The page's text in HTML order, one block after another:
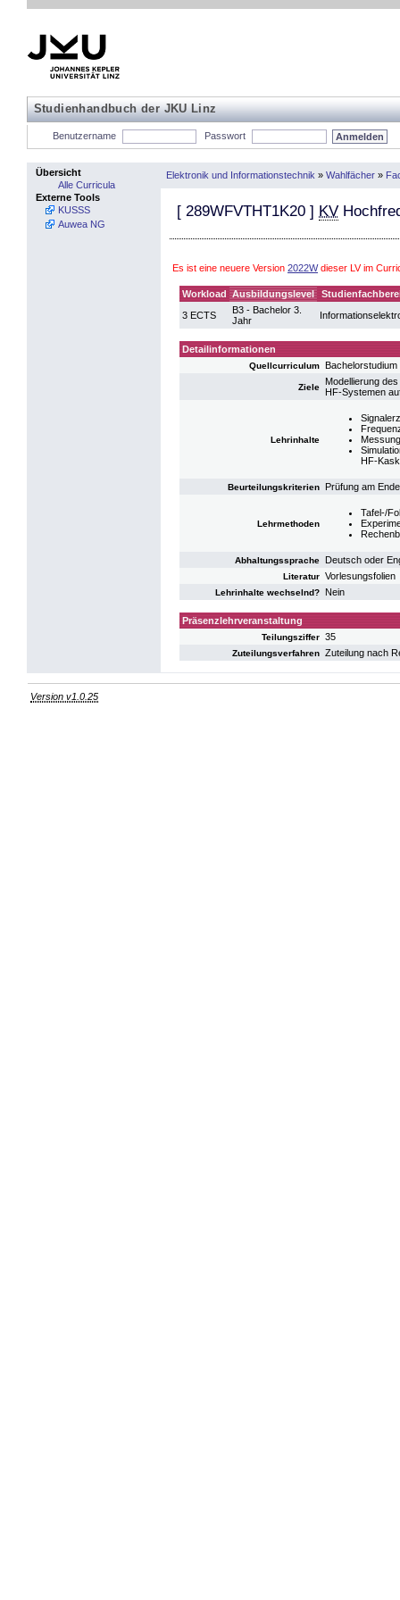
Studienhandbuch der JKU Linz
Benutzername Passwort
Übersicht
Alle Curricula
Externe Tools
KUSSS
Auwea NG
Elektronik und Informationstechnik » Wahlfächer »
[ 289WFVTHT1K20 ] KV
Es ist eine neuere Version 2022Wdieser LV im
Workload Ausbildungslevel
3 ECTS
B3 - Bachelor 3.
Jahr
Detailinformationen
Quellcurriculum
Ziele
Modellierung
HF-Systemen
Lehrinhalte
HF-
Beurteilungskriterien Prüfung am
Lehrmethoden
Tafel-/
Abhaltungssprache Deutsch oder
Literatur Vorlesungsfolien
Lehrinhalte wechselnd? Nein
Präsenzlehrveranstaltung
Teilungsziffer 35
Zuteilungsverfahren Zuteilung nach
Version v1.0.25